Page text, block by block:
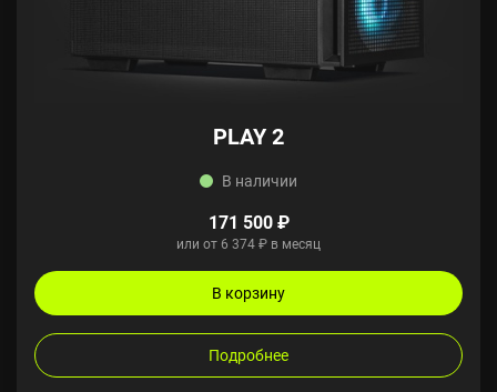
PLAY 2
В наличии
171 500 ₽
или от 6 374 ₽ в месяц
В корзину
Подробнее